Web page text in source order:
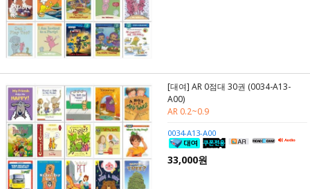
[대여] AR 0점대 30권 (0034-A13-
A00)
AR 0.2~0.9
0034-A13-A00
33,000원